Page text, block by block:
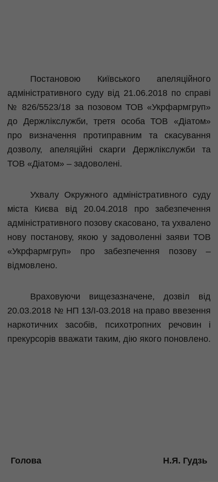
Постановою Київського апеляційного
адміністративного суду від 21.06.2018 по справі
№ 826/5523/18 за позовом ТОВ «Укрфармгруп»
до Держлікслужби, третя особа ТОВ «Діатом»
про визначення протиправним та скасування
дозволу, апеляційні скарги Держлікслужби та
ТОВ «Діатом» – задоволені.
Ухвалу Окружного адміністративного суду
міста Києва від 20.04.2018 про забезпечення
адміністративного позову скасовано, та ухвалено
нову постанову, якою у задоволенні заяви ТОВ
«Укрфармгруп» про забезпечення позову –
відмовлено.
Враховуючи вищезазначене, дозвіл від
20.03.2018 № НП 13/І-03.2018 на право ввезення
наркотичних засобів, психотропних речовин і
прекурсорів вважати таким, дію якого поновлено.
Голова Н.Я. Гудзь